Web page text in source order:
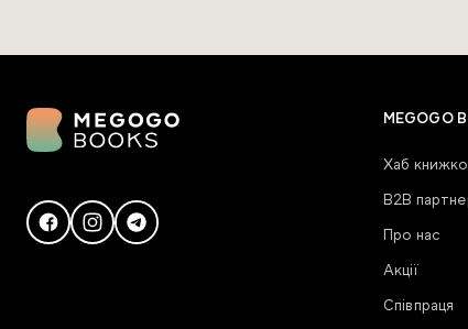
MEGOGO
Хаб
В2В
Про нас
Акції
Співпраця